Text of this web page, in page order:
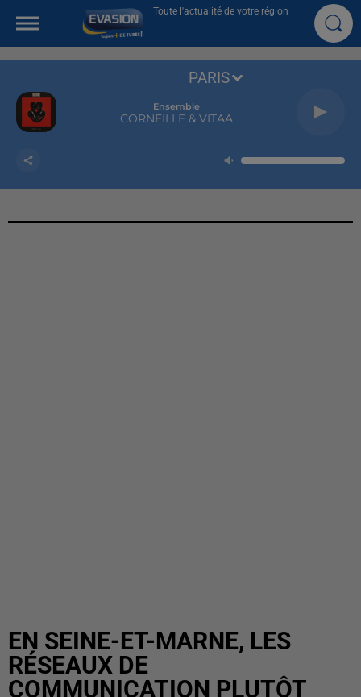
Toute l'actualité de votre région
Ensemble
CORNEILLE & VITAA
PARIS
EN SEINE-ET-MARNE, LES
RÉSEAUX DE
COMMUNICATION PLUTÔT